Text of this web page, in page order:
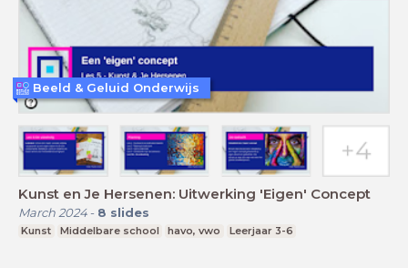
Kunst en Je Hersenen: Uitwerking 'Eigen' Concept
March 2024- 8 slides
Kunst Middelbare school havo, vwo Leerjaar 3-6
Beeld & Geluid Onderwijs